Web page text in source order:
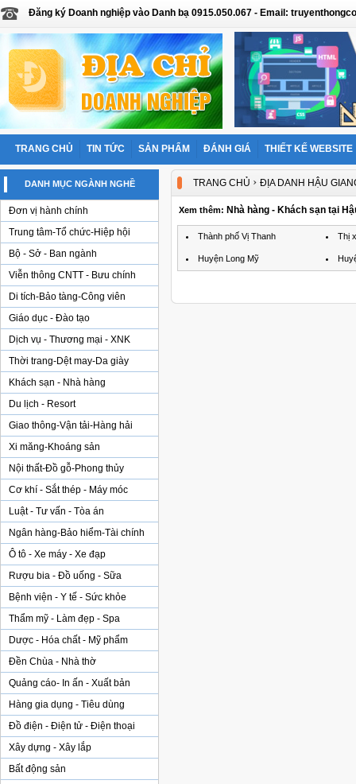
Đăng ký Doanh nghiệp vào Danh bạ 0915.050.067 - Email:
TRANG CHỦ TIN TỨC SẢN PHẨM ĐÁNH GIÁ THIẾT KẾ WEBSITE
DANH MỤC NGÀNH NGHỀ
Đơn vị hành chính
Trung tâm-Tổ chức-Hiệp hội
Bộ - Sở - Ban ngành
Viễn thông CNTT - Bưu chính
Di tích-Bảo tàng-Công viên
Giáo dục - Đào tạo
Dịch vụ - Thương mại - XNK
Thời trang-Dệt may-Da giày
Khách sạn - Nhà hàng
Du lịch - Resort
Giao thông-Vận tải-Hàng hải
Xi măng-Khoáng sản
Nội thất-Đồ gỗ-Phong thủy
Cơ khí - Sắt thép - Máy móc
Luật - Tư vấn - Tòa án
Ngân hàng-Bảo hiểm-Tài chính
Ô tô - Xe máy - Xe đạp
Rượu bia - Đồ uống - Sữa
Bệnh viện - Y tế - Sức khỏe
Thẩm mỹ - Làm đẹp - Spa
Dược - Hóa chất - Mỹ phẩm
Đền Chùa - Nhà thờ
Quảng cáo- In ấn - Xuất bản
Hàng gia dụng - Tiêu dùng
Đồ điện - Điện tử - Điện thoại
Xây dựng - Xây lắp
Bất động sản
TRANG CHỦ › ĐỊA DANH HẬU
Xem thêm: Nhà hàng - Khách sạn tại
Thành phố Vị Thanh Thị
Huyện Long Mỹ